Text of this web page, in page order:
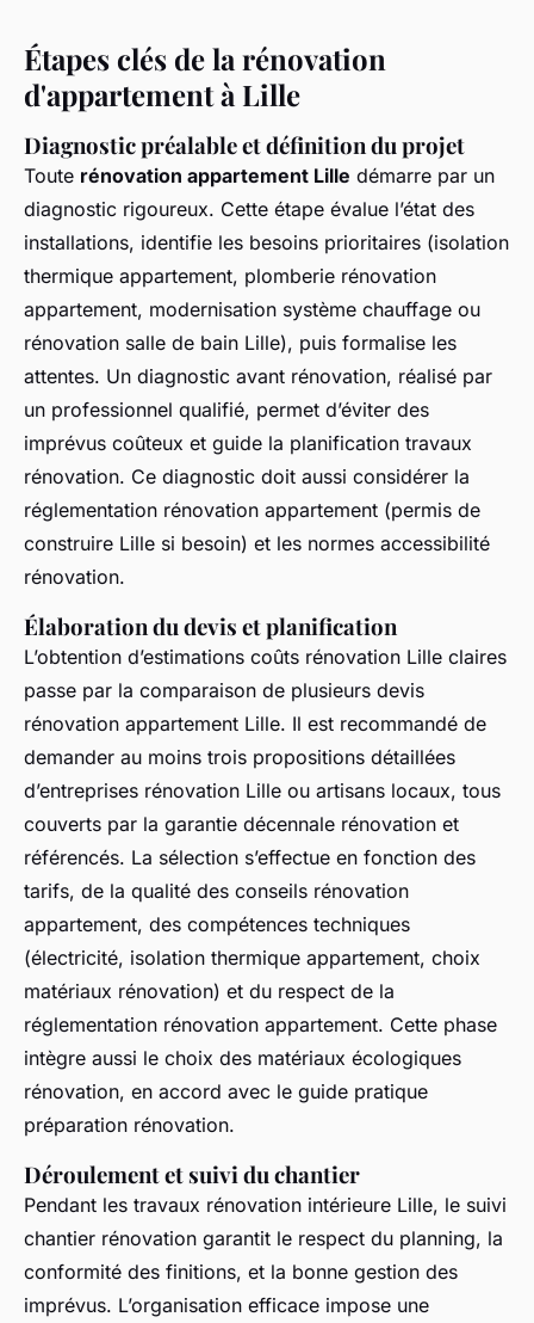
Étapes clés de la rénovation
d'appartement à Lille
Diagnostic préalable et définition du projet
Toute rénovation appartement Lille démarre par un
diagnostic rigoureux. Cette étape évalue l’état des
installations, identifie les besoins prioritaires (isolation
thermique appartement, plomberie rénovation
appartement, modernisation système chauffage ou
rénovation salle de bain Lille), puis formalise les
attentes. Un diagnostic avant rénovation, réalisé par
un professionnel qualifié, permet d’éviter des
imprévus coûteux et guide la planification travaux
rénovation. Ce diagnostic doit aussi considérer la
réglementation rénovation appartement (permis de
construire Lille si besoin) et les normes accessibilité
rénovation.
Élaboration du devis et planification
L’obtention d’estimations coûts rénovation Lille claires
passe par la comparaison de plusieurs devis
rénovation appartement Lille. Il est recommandé de
demander au moins trois propositions détaillées
d’entreprises rénovation Lille ou artisans locaux, tous
couverts par la garantie décennale rénovation et
référencés. La sélection s’effectue en fonction des
tarifs, de la qualité des conseils rénovation
appartement, des compétences techniques
(électricité, isolation thermique appartement, choix
matériaux rénovation) et du respect de la
réglementation rénovation appartement. Cette phase
intègre aussi le choix des matériaux écologiques
rénovation, en accord avec le guide pratique
préparation rénovation.
Déroulement et suivi du chantier
Pendant les travaux rénovation intérieure Lille, le suivi
chantier rénovation garantit le respect du planning, la
conformité des finitions, et la bonne gestion des
imprévus. L’organisation efficace impose une